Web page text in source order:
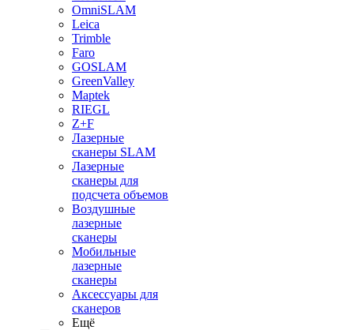
OmniSLAM
Leica
Trimble
Faro
GOSLAM
GreenValley
Maptek
RIEGL
Z+F
Лазерные
сканеры SLAM
Лазерные
сканеры для
подсчета объемов
Воздушные
лазерные
сканеры
Мобильные
лазерные
сканеры
Аксессуары для
сканеров
Ещё